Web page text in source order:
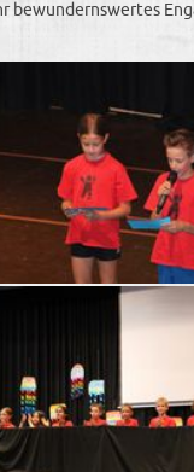
bewundernswertes